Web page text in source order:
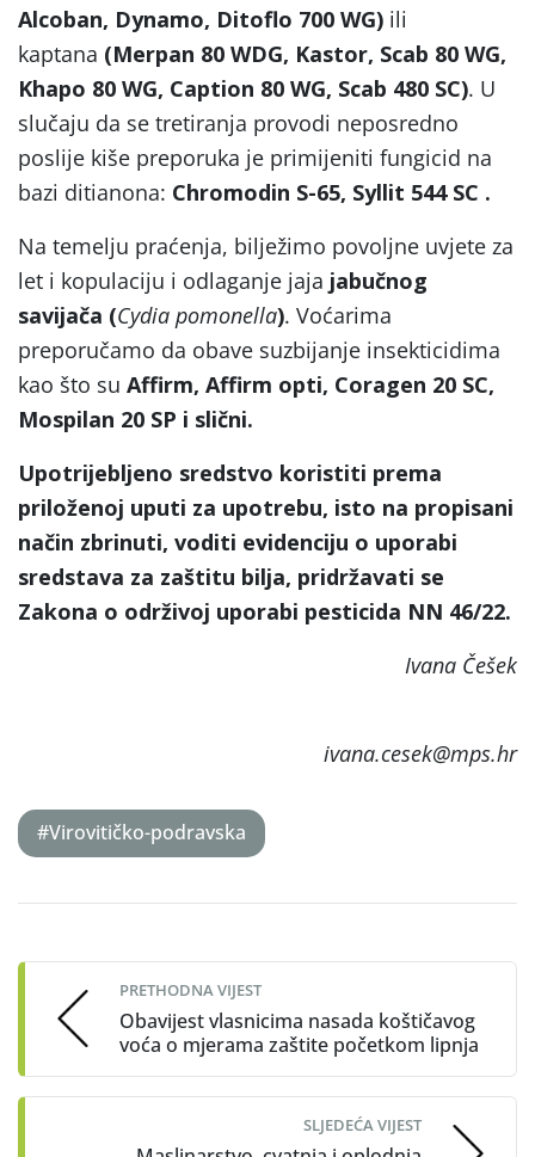
Alcoban, Dynamo, Ditoflo 700 WG) ili
kaptana (Merpan 80 WDG, Kastor, Scab 80 WG,
Khapo 80 WG, Caption 80 WG, Scab 480 SC). U
slučaju da se tretiranja provodi neposredno
poslije kiše preporuka je primijeniti fungicid na
bazi ditianona: Chromodin S-65, Syllit 544 SC .
Na temelju praćenja, bilježimo povoljne uvjete za
let i kopulaciju i odlaganje jaja jabučnog
savijača (Cydia pomonella). Voćarima
preporučamo da obave suzbijanje insekticidima
kao što su Affirm, Affirm opti, Coragen 20 SC,
Mospilan 20 SP i slični.
Upotrijebljeno sredstvo koristiti prema
priloženoj uputi za upotrebu, isto na propisani
način zbrinuti, voditi evidenciju o uporabi
sredstava za zaštitu bilja, pridržavati se
Zakona o održivoj uporabi pesticida NN 46/22.
Ivana Češek
ivana.cesek@mps.hr
#Virovitičko-podravska
navigation
PRETHODNA VIJEST
Obavijest vlasnicima nasada koštičavog
voća o mjerama zaštite početkom lipnja
SLJEDEĆA VIJEST